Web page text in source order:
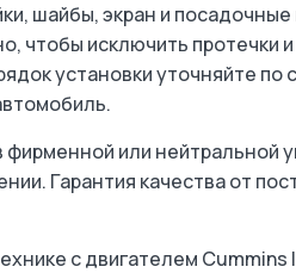
шайбы, экран и
чтобы исключить протечки
установки уточняйте по
фирменной или нейтральной
Гарантия качества от
с двигателем Cummins